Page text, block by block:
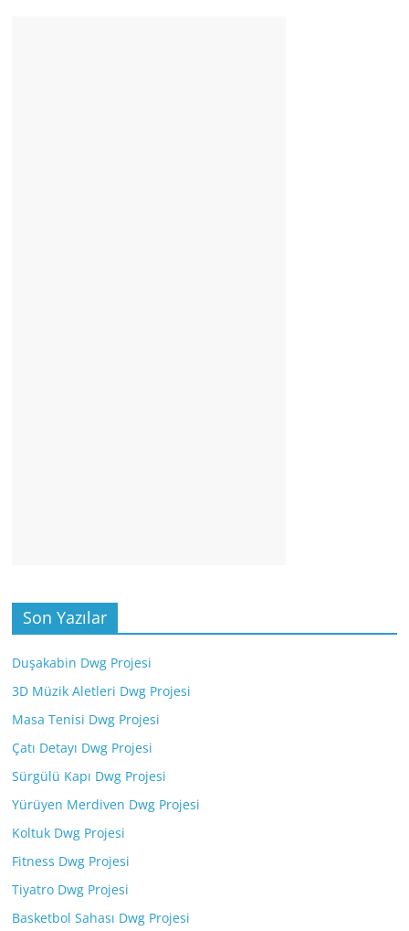
Son Yazılar
Duşakabin Dwg Projesi
3D Müzik Aletleri Dwg Projesi
Masa Tenisi Dwg Projesi
Çatı Detayı Dwg Projesi
Sürgülü Kapı Dwg Projesi
Yürüyen Merdiven Dwg Projesi
Koltuk Dwg Projesi
Fitness Dwg Projesi
Tiyatro Dwg Projesi
Basketbol Sahası Dwg Projesi